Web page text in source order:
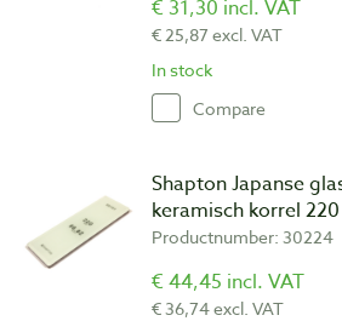
€ 31,30 incl. VAT
€ 25,87 excl. VAT
In stock
Compare
Shapton Japanse
keramisch korrel 220
Productnumber: 30224
€ 44,45 incl. VAT
€ 36,74 excl. VAT